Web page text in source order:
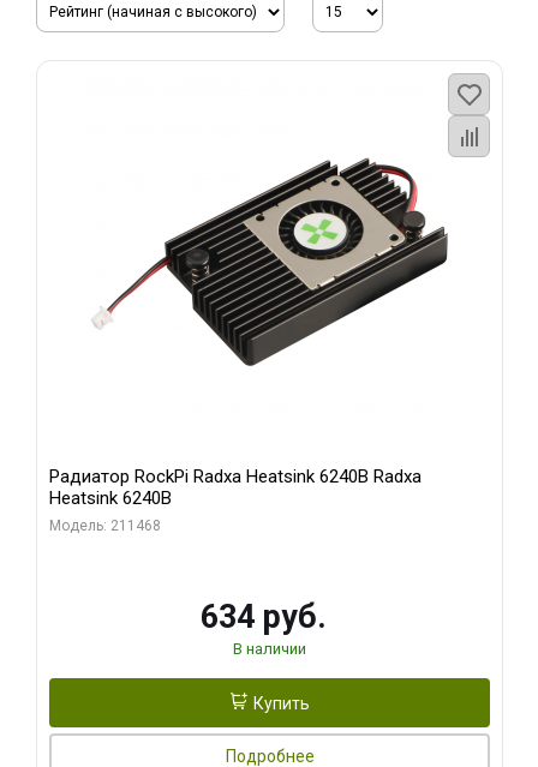
Радиатор RockPi Radxa Heatsink 6240B Radxa
Heatsink 6240B
Модель: 211468
634 руб.
В наличии
Купить
Подробнее